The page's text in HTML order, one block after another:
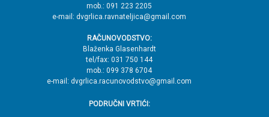
mob.: 091 223 2205
e-mail: dvgrlica.ravnateljica@gmail.com
RAČUNOVODSTVO:
Blaženka Glasenhardt
tel/fax: 031 750 144
mob.: 099 378 6704
e-mail: dvgrlica.racunovodstvo@gmail.com
PODRUČNI VRTIĆI: